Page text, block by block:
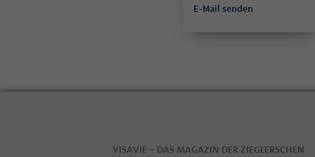
E-Mail senden
VISAVIE – DAS MAGAZIN DER ZIEGLERSCHEN